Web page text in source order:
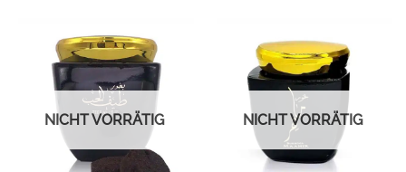
NICHT VORRÄTIG NICHT VORRÄTIG